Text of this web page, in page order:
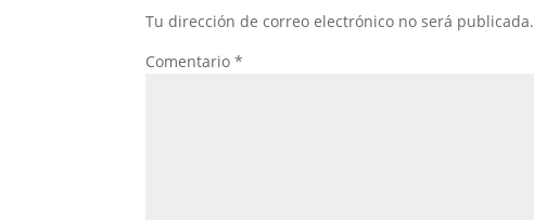
Tu dirección de correo electrónico no será publicada.
Comentario*